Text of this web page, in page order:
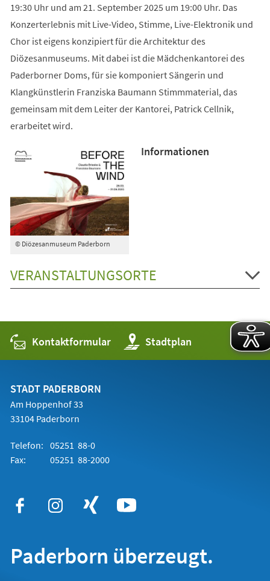
19:30 Uhr und am 21. September 2025 um 19:00 Uhr. Das
Konzerterlebnis mit Live-Video, Stimme, Live-Elektronik und
Chor ist eigens konzipiert für die Architektur des
Diözesanmuseums. Mit dabei ist die Mädchenkantorei des
Paderborner Doms, für sie komponiert Sängerin und
Klangkünstlerin Franziska Baumann Stimmmaterial, das
gemeinsam mit dem Leiter der Kantorei, Patrick Cellnik,
erarbeitet wird.
© Diözesanmuseum Paderborn
Informationen
VERANSTALTUNGSORTE
Kontaktformular Stadtplan
(Öffnet
in
einem
STADT PADERBORN
Am Hoppenhof 33
33104 Paderborn
Telefon: 05251 88-0
Fax:
05251 88-2000
Paderborn überzeugt.